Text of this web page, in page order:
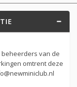
van de
omtrent deze